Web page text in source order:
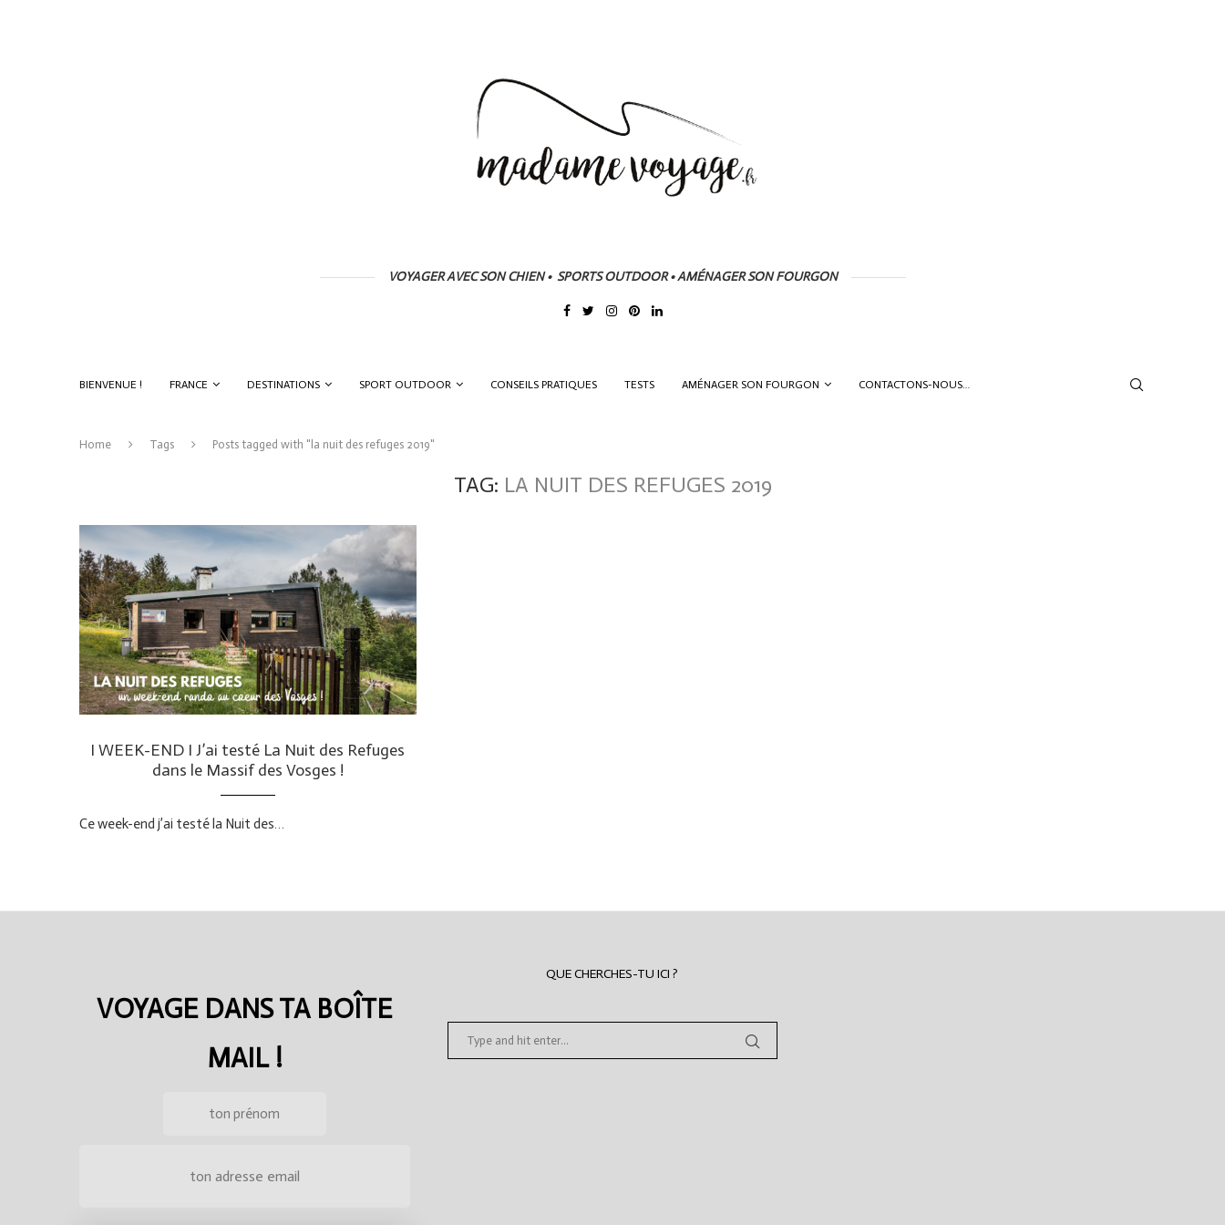
VOYAGER AVEC SON CHIEN • SPORTS OUTDOOR • AMÉNAGER SON FOURGON
BIENVENUE ! FRANCE DESTINATIONS SPORT OUTDOOR CONSEILS PRATIQUES TESTS AMÉNAGER SON FOURGON CONTACTONS-NOUS…
Home Tags Posts tagged with "la nuit des refuges 2019"
TAG: LA NUIT DES REFUGES 2019
I WEEK-END I J’ai testé La Nuit des Refuges
dans le Massif des Vosges !
Ce week-end j’ai testé la Nuit des…
VOYAGE DANS TA BOÎTE
MAIL !
QUE CHERCHES-TU ICI ?